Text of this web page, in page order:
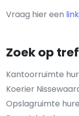
Vraag hier een link
Zoek op
Kantoorruimte
Koerier
Opslagruimte